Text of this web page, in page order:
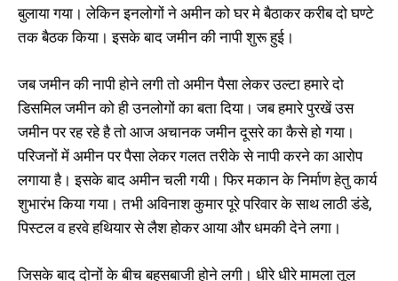
बुलाया गया। लेकिन इनलोगों ने अमीन को घर मे बैठाकर करीब दो घण्टे
तक बैठक किया। इसके बाद जमीन की नापी शुरू हुई।
जब जमीन की नापी होने लगी तो अमीन पैसा लेकर उल्टा हमारे दो
डिसमिल जमीन को ही उनलोगों का बता दिया। जब हमारे पुरखें उस
जमीन पर रह रहे है तो आज अचानक जमीन दूसरे का कैसे हो गया।
परिजनों में अमीन पर पैसा लेकर गलत तरीके से नापी करने का आरोप
लगाया है। इसके बाद अमीन चली गयी। फिर मकान के निर्माण हेतु कार्य
शुभारंभ किया गया। तभी अविनाश कुमार पूरे परिवार के साथ लाठी डंडे,
पिस्टल व हरवे हथियार से लैश होकर आया और धमकी देने लगा।
जिसके बाद दोनों के बीच बहसबाजी होने लगी। धीरे धीरे मामला तूल